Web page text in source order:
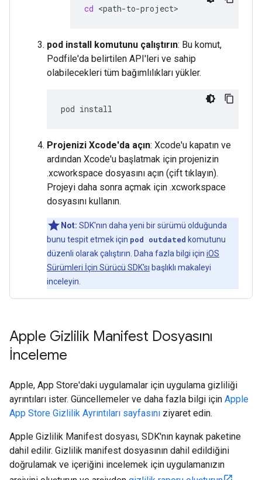
cd
pod install komutunu çalıştırın: Bu komut,
Podfile'da belirtilen API'leri ve sahip
olabilecekleri tüm bağımlılıkları yükler.
pod
Projenizi Xcode'da açın: Xcode'u kapatın ve
ardından Xcode'u başlatmak için projenizin
.xcworkspace dosyasını açın (çift tıklayın).
Projeyi daha sonra açmak için .xcworkspace
dosyasını kullanın.
Not: SDK'nın daha yeni bir sürümü olduğunda
bunu tespit etmek için pod outdated komutunu
düzenli olarak çalıştırın. Daha fazla bilgi için iOS
Sürümleri İçin Sürücü SDK'sı başlıklı makaleyi
inceleyin.
Apple Gizlilik Manifest Dosyasını
İnceleme
Apple, App Store'daki uygulamalar için uygulama gizliliği
ayrıntıları ister. Güncellemeler ve daha fazla bilgi için Apple
App Store Gizlilik Ayrıntıları sayfasını ziyaret edin.
Apple Gizlilik Manifest dosyası, SDK'nın kaynak paketine
dahil edilir. Gizlilik manifest dosyasının dahil edildiğini
doğrulamak ve içeriğini incelemek için uygulamanızın